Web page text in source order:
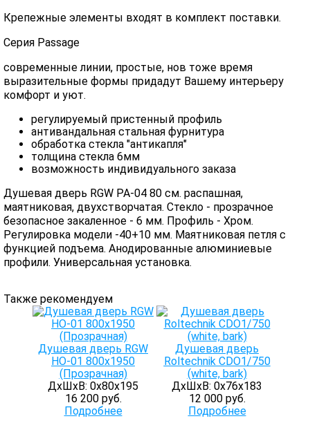
Крепежные элементы входят в комплект поставки.
Серия Passage
современные линии, простые, нов тоже время
выразительные формы придадут Вашему интерьеру
комфорт и уют.
регулируемый пристенный профиль
антивандальная стальная фурнитура
обработка стекла "антикапля"
толщина стекла 6мм
возможность индивидуального заказа
Душевая дверь RGW PA-04 80 см. распашная,
маятниковая, двухстворчатая. Стекло - прозрачное
безопасное закаленное - 6 мм. Профиль - Хром.
Регулировка модели -40+10 мм. Маятниковая петля с
функцией подъема. Анодированные алюминиевые
профили. Универсальная установка.
Также рекомендуем
Душевая дверь RGW
HO-01 800x1950
(Прозрачная)
ДхШхВ: 0х80х195
16 200 руб.
Подробнее
Душевая дверь
Roltechnik CDO1/750
(white, bark)
ДхШхВ: 0х76х183
12 000 руб.
Подробнее